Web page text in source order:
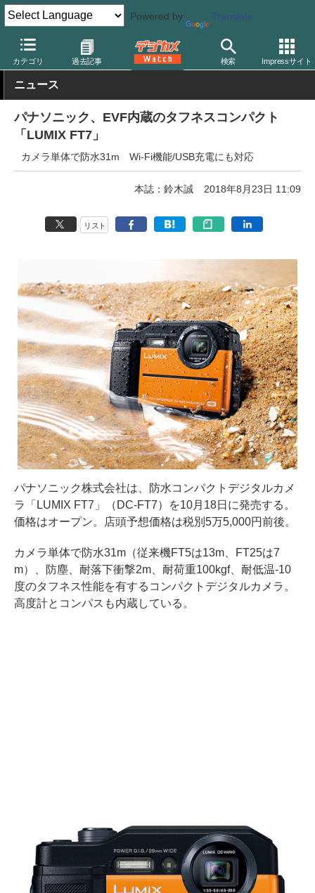
Powered by Translate
カテゴリ 過去記事 検索 Impressサイト
デジカメ Watch カメラ レンズ一体型（コンパクト）カメラ パ
ニュース
パナソニック、EVF内蔵のタフネスコンパクト
「LUMIX FT7」
カメラ単体で防水31m Wi-Fi機能/USB充電にも対応
本誌：鈴木誠 2018年8月23日 11:09
リスト
パナソニック株式会社は、防水コンパクトデジタルカメ
ラ「LUMIX FT7」（DC-FT7）を10月18日に発売する。
価格はオープン。店頭予想価格は税別5万5,000円前後。
カメラ単体で防水31m（従来機FT5は13m、FT25は7
m）、防塵、耐落下衝撃2m、耐荷重100kgf、耐低温-10
度のタフネス性能を有するコンパクトデジタルカメラ。
高度計とコンパスも内蔵している。